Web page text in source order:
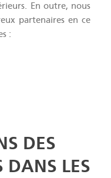
En outre, nous
partenaires en ce
:
DES
DANS LES